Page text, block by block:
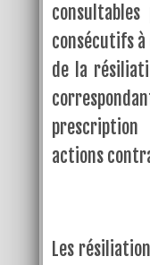
consécutifs
de la
actions
Les